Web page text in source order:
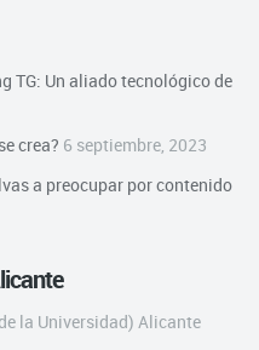
TG: Un aliado tecnológico de
crea? 6 septiembre, 2023
a preocupar por contenido
la Universidad) Alicante